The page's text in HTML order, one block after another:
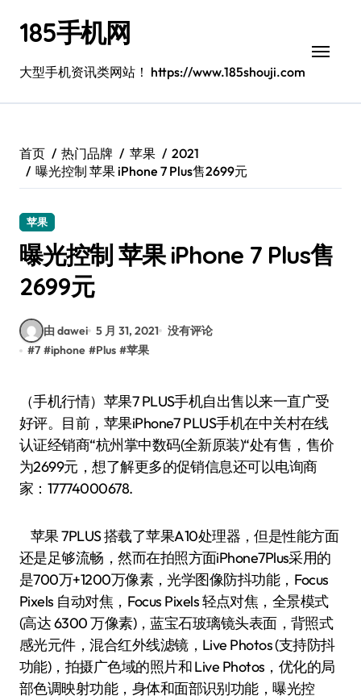
185手机网
大型手机资讯类网站！ https://www.185shouji.com
首页 热门品牌 苹果
2021
曝光控制 苹果 iPhone 7 Plus售2699元
苹果
曝光控制 苹果 iPhone 7 Plus售
2699元
由 dawei 5 月 31, 2021 没有评论
#7 #iphone #Plus #苹果
（手机行情）苹果7 PLUS手机自出售以来一直广受
好评。目前，苹果iPhone7 PLUS手机在中关村在线
认证经销商“杭州掌中数码(全新原装)“处有售，售价
为2699元，想了解更多的促销信息还可以电询商
家：17774000678.
苹果 7PLUS 搭载了苹果A10处理器，但是性能方面
还是足够流畅，然而在拍照方面iPhone7Plus采用的
是700万+1200万像素，光学图像防抖功能，Focus
Pixels 自动对焦，Focus Pixels 轻点对焦，全景模式
(高达 6300 万像素)，蓝宝石玻璃镜头表面，背照式
感光元件，混合红外线滤镜，Live Photos (支持防抖
功能)，拍摄广色域的照片和 Live Photos，优化的局
部色调映射功能，身体和面部识别功能，曝光控